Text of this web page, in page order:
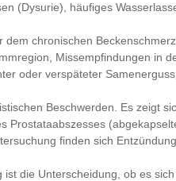
(Dysurie), häufiges
chronischen
Missempfindungen in
oder verspäteter Samenerguss,
Beschwerden. Es zeigt
Prostataabszesses
finden sich
die Unterscheidung, ob es